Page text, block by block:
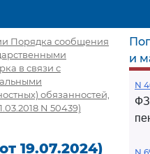
Порядка сообщения
в связи с
обязанностей,
N 50439)
19.07.2024)
и
N
ФЗ